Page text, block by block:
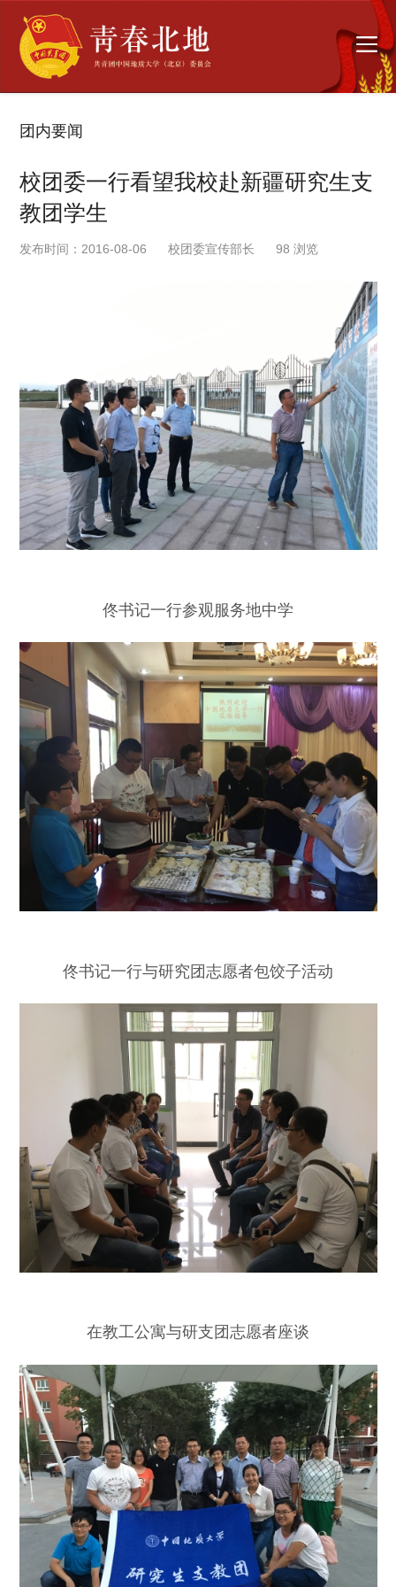
团内要闻
校团委一行看望我校赴新疆研究生支
教团学生
发布时间：2016-08-06 校团委宣传部长 98 浏览
佟书记一行参观服务地中学
佟书记一行与研究团志愿者包饺子活动
在教工公寓与研支团志愿者座谈